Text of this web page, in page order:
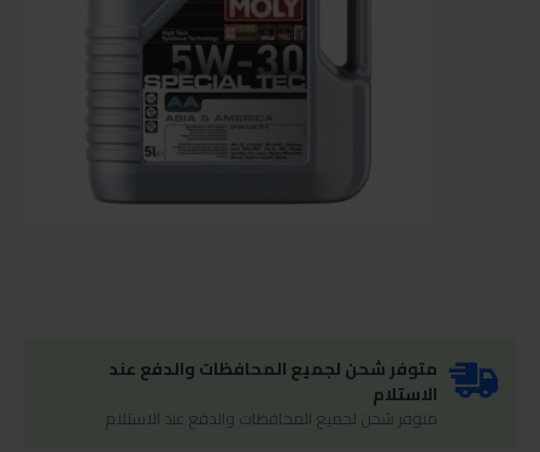
متوفر شحن لجميع المحافظات والدفع عند
الاستلام
متوفر شحن لجميع المحافظات والدفع عند الاستلام